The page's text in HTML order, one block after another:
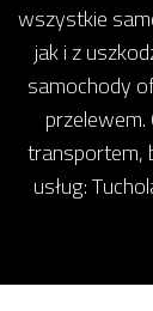
wszystkie
jak i z
samochody
transportem,
usług: